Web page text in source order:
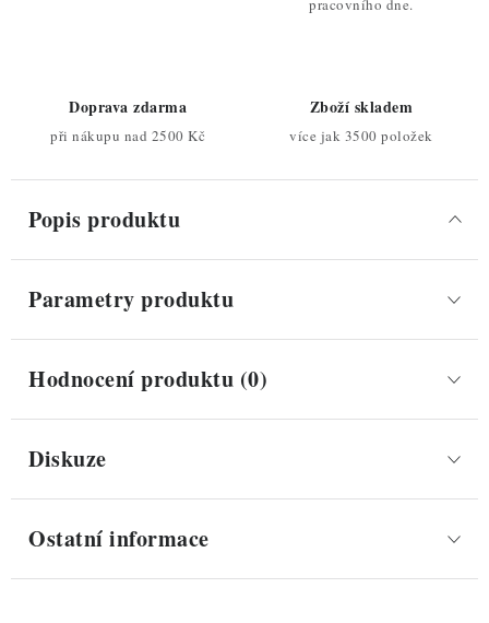
pracovního dne.
Doprava zdarma
při nákupu nad 2500 Kč
Zboží skladem
více jak 3500 položek
Popis produktu
Parametry produktu
Hodnocení produktu (0)
Diskuze
Ostatní informace